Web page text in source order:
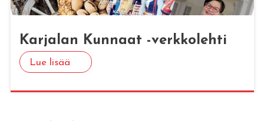
Kar­ja­lan Kun­naat -verk­ko­leh­ti
Lue lisää